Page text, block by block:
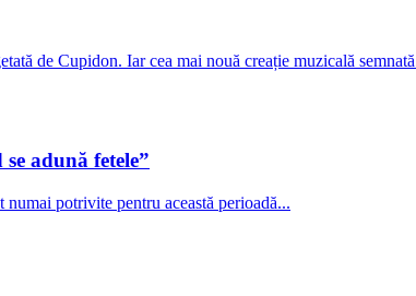
de Cupidon. Iar cea mai nouă creație muzicală
adună fetele”
numai potrivite pentru această perioadă...